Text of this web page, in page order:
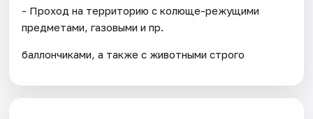
- Проход на территорию с колюще-режущими
предметами, газовыми и пр.
баллончиками, а также с животными строго